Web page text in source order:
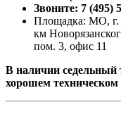
Звоните: 7 (495)
Площадка: МО,
км
пом. 3, офис 11
В наличии
хорошем техническом